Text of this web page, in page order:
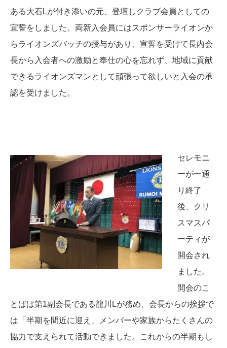
ある大石Lが付き添いの元、登壇しクラブ会員としての
宣誓をしました。両新入会員にはスポンサーライオンか
らライオンズバッチの授与があり、宣誓を受けて長内会
長から入会者への激励と奉仕の心を忘れず、地域に貢献
できるライオンズマンとして頑張って欲しいと入会の承
認を受けました。
セレモニ
ーが一通
り終了
後、クリ
スマスパ
ーティが
開会され
ました。
開会のこ
とばは第1副会長である龍川Lが務め、会長からの挨拶で
は「半期を間近に迎え、メンバーや家族からたくさんの
協力で支えられて活動できました。これからの半期もし